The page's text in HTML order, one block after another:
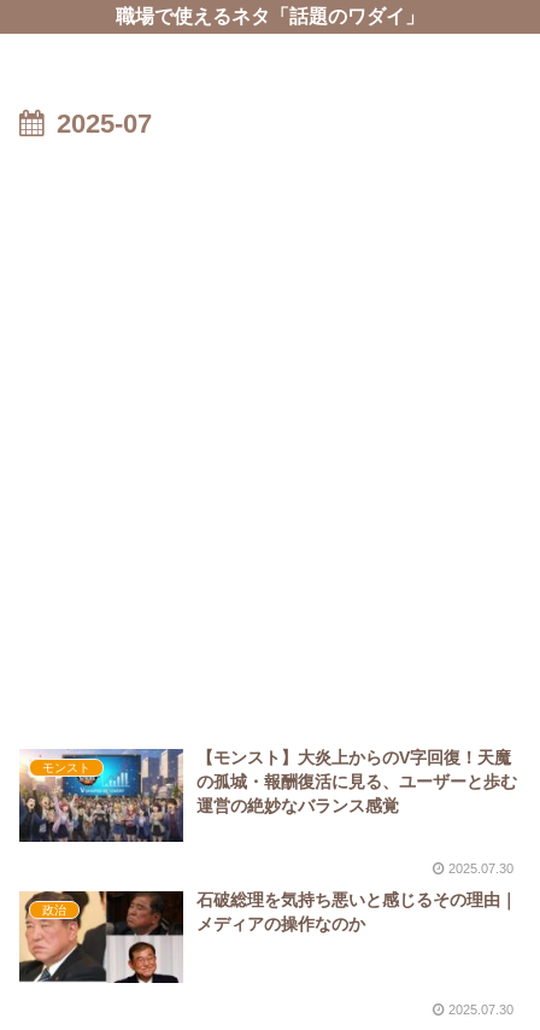
職場で使えるネタ「話題のワダイ」
2025-07
モンスト
【モンスト】大炎上からのV字回復！天魔
の孤城・報酬復活に見る、ユーザーと歩む
運営の絶妙なバランス感覚
2025.07.30
政治
石破総理を気持ち悪いと感じるその理由｜
メディアの操作なのか
2025.07.30